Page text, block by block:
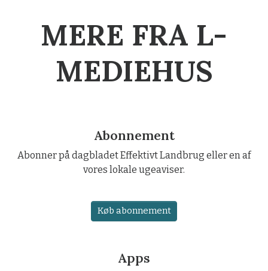
MERE FRA L-
MEDIEHUS
Abonnement
Abonner på dagbladet Effektivt Landbrug eller en af
vores lokale ugeaviser.
Køb abonnement
Apps